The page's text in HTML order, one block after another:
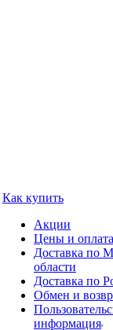
Как купить
Акции
Цены и оплата
Доставка по
области
Доставка по
Обмен и
информация